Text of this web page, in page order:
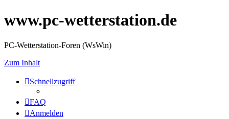
www.pc-wetterstation.de
PC-Wetterstation-Foren (WsWin)
Zum Inhalt
Schnellzugriff
FAQ
Anmelden